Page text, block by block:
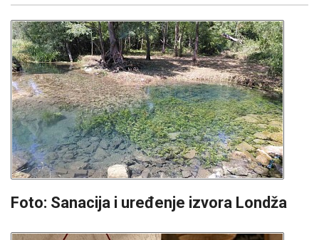
Foto: Sanacija i uređenje izvora Londža